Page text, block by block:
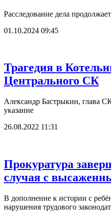
Расследование дела
01.10.2024 09:45
Трагедия в
Центрального СК
Александр Бастрыкин, глава
указание
26.08.2022 11:31
Прокуратура
случая с
В дополнение к истории с
нарушения трудового